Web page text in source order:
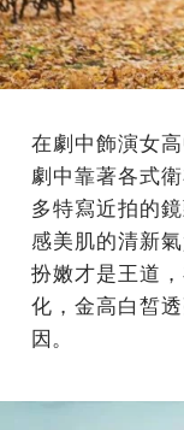
在劇中飾演女
劇中靠著各式
多特寫近拍的
感美肌的清新
扮嫩才是王道
化，金高白皙
因。